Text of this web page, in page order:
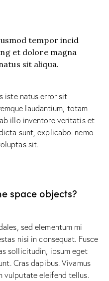
tempor incid
et dolore magna
sit aliqua.
iste natus error sit
laudantium, totam
illo inventore veritatis et
sunt, explicabo. nemo
sit.
space objects?
sed elementum mi
nisi in consequat. Fusce
sollicitudin, ipsum eget
Cras dapibus. Vivamus
vulputate eleifend tellus.